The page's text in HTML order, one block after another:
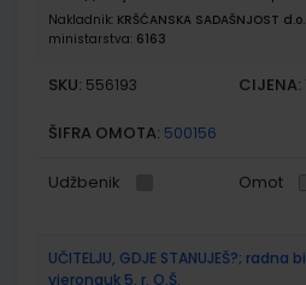
Nakladnik: KRŠĆANSKA SADAŠNJOST
ministarstva: 6163
SKU: 556193 CIJENA:
ŠIFRA OMOTA: 500156
Udžbenik Omot
UČITELJU, GDJE STANUJEŠ?;
vjeronauk 5. r. O.Š.